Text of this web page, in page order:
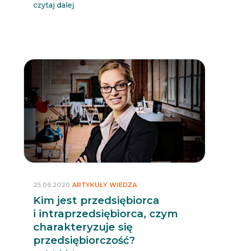
czytaj dalej
Kim jest przedsiębiorca
i intraprzedsiębiorca, czym
charakteryzuje się
przedsiębiorczość?
25.06.2020 ARTYKUŁY WIEDZA